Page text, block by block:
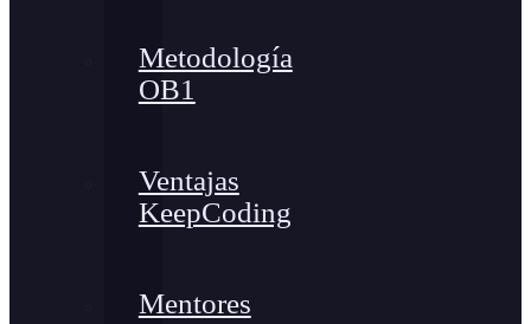
Metodología
OB1
Ventajas
KeepCoding
Mentores